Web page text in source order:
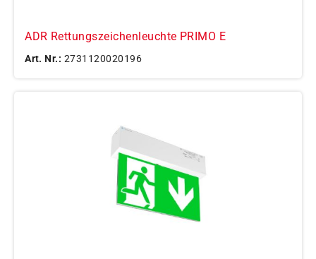
ADR Rettungszeichenleuchte PRIMO E
Art. Nr.: 2731120020196